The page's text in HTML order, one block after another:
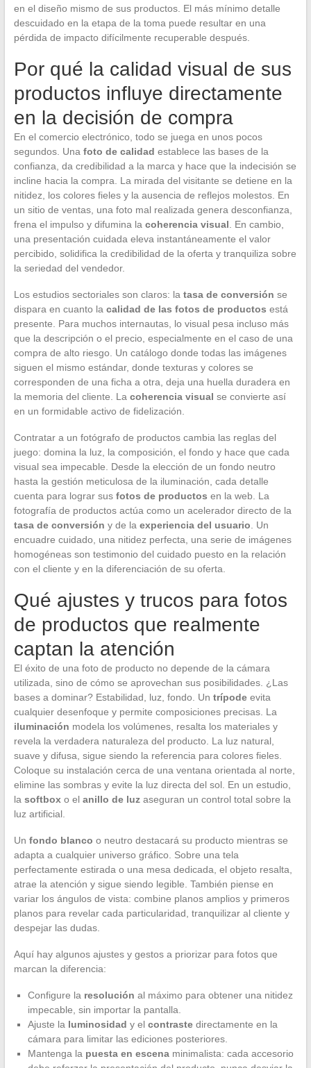
en el diseño mismo de sus productos. El más mínimo detalle
descuidado en la etapa de la toma puede resultar en una
pérdida de impacto difícilmente recuperable después.
Por qué la calidad visual de sus
productos influye directamente
en la decisión de compra
En el comercio electrónico, todo se juega en unos pocos
segundos. Una foto de calidad establece las bases de la
confianza, da credibilidad a la marca y hace que la indecisión se
incline hacia la compra. La mirada del visitante se detiene en la
nitidez, los colores fieles y la ausencia de reflejos molestos. En
un sitio de ventas, una foto mal realizada genera desconfianza,
frena el impulso y difumina la coherencia visual . En cambio,
una presentación cuidada eleva instantáneamente el valor
percibido, solidifica la credibilidad de la oferta y tranquiliza sobre
la seriedad del vendedor.
Los estudios sectoriales son claros: la tasa de conversión se
dispara en cuanto la calidad de las fotos de productos está
presente. Para muchos internautas, lo visual pesa incluso más
que la descripción o el precio, especialmente en el caso de una
compra de alto riesgo. Un catálogo donde todas las imágenes
siguen el mismo estándar, donde texturas y colores se
corresponden de una ficha a otra, deja una huella duradera en
la memoria del cliente. La coherencia visual se convierte así
en un formidable activo de fidelización.
Contratar a un fotógrafo de productos cambia las reglas del
juego: domina la luz, la composición, el fondo y hace que cada
visual sea impecable. Desde la elección de un fondo neutro
hasta la gestión meticulosa de la iluminación, cada detalle
cuenta para lograr sus fotos de productos en la web. La
fotografía de productos actúa como un acelerador directo de la
tasa de conversión y de la experiencia del usuario . Un
encuadre cuidado, una nitidez perfecta, una serie de imágenes
homogéneas son testimonio del cuidado puesto en la relación
con el cliente y en la diferenciación de su oferta.
Qué ajustes y trucos para fotos
de productos que realmente
captan la atención
El éxito de una foto de producto no depende de la cámara
utilizada, sino de cómo se aprovechan sus posibilidades. ¿Las
bases a dominar? Estabilidad, luz, fondo. Un trípodeevita
cualquier desenfoque y permite composiciones precisas. La
iluminación modela los volúmenes, resalta los materiales y
revela la verdadera naturaleza del producto. La luz natural,
suave y difusa, sigue siendo la referencia para colores fieles.
Coloque su instalación cerca de una ventana orientada al norte,
elimine las sombras y evite la luz directa del sol. En un estudio,
la softboxo el anillo de luzaseguran un control total sobre la
luz artificial.
Un fondo blanco o neutro destacará su producto mientras se
adapta a cualquier universo gráfico. Sobre una tela
perfectamente estirada o una mesa dedicada, el objeto resalta,
atrae la atención y sigue siendo legible. También piense en
variar los ángulos de vista: combine planos amplios y primeros
planos para revelar cada particularidad, tranquilizar al cliente y
despejar las dudas.
Aquí hay algunos ajustes y gestos a priorizar para fotos que
marcan la diferencia:
Configure la resolución al máximo para obtener una nitidez
impecable, sin importar la pantalla.
Ajuste la luminosidad y el contrastedirectamente en la
cámara para limitar las ediciones posteriores.
Mantenga la puesta en escenaminimalista: cada accesorio